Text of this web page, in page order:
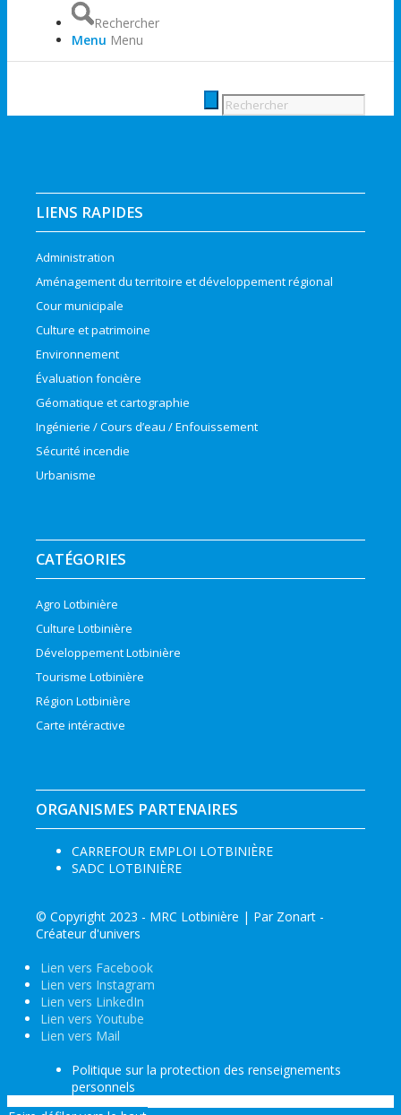
Rechercher
Menu Menu
LIENS RAPIDES
Administration
Aménagement du territoire et développement régional
Cour municipale
Culture et patrimoine
Environnement
Évaluation foncière
Géomatique et cartographie
Ingénierie / Cours d’eau / Enfouissement
Sécurité incendie
Urbanisme
CATÉGORIES
Agro Lotbinière
Culture Lotbinière
Développement Lotbinière
Tourisme Lotbinière
Région Lotbinière
Carte intéractive
ORGANISMES PARTENAIRES
CARREFOUR EMPLOI LOTBINIÈRE
SADC LOTBINIÈRE
© Copyright 2023 - MRC Lotbinière | Par Zonart -
Créateur d'univers
Lien vers Facebook
Lien vers Instagram
Lien vers LinkedIn
Lien vers Youtube
Lien vers Mail
Politique sur la protection des renseignements
personnels